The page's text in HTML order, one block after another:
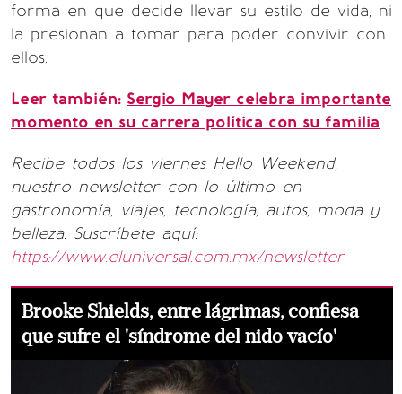
forma en que decide llevar su estilo de vida, ni
la presionan a tomar para poder convivir con
ellos.
Leer también: Sergio Mayer celebra importante
momento en su carrera política con su familia
Recibe todos los viernes Hello Weekend,
nuestro newsletter con lo último en
gastronomía, viajes, tecnología, autos, moda y
belleza. Suscríbete aquí:
https://www.eluniversal.com.mx/newsletter
Brooke Shields, entre lágrimas, confiesa
que sufre el 'síndrome del nido vacío'